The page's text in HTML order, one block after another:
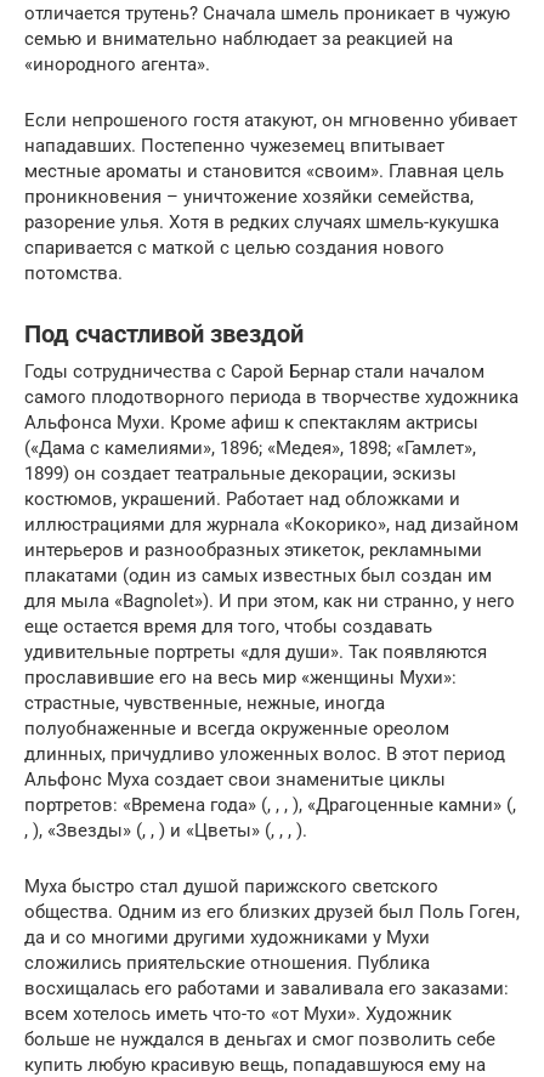
отличается трутень? Сначала шмель проникает в чужую
семью и внимательно наблюдает за реакцией на
«инородного агента».
Если непрошеного гостя атакуют, он мгновенно убивает
нападавших. Постепенно чужеземец впитывает
местные ароматы и становится «своим». Главная цель
проникновения – уничтожение хозяйки семейства,
разорение улья. Хотя в редких случаях шмель-кукушка
спаривается с маткой с целью создания нового
потомства.
Под счастливой звездой
Годы сотрудничества с Сарой Бернар стали началом
самого плодотворного периода в творчестве художника
Альфонса Мухи. Кроме афиш к спектаклям актрисы
(«Дама с камелиями», 1896; «Медея», 1898; «Гамлет»,
1899) он создает театральные декорации, эскизы
костюмов, украшений. Работает над обложками и
иллюстрациями для журнала «Кокорико», над дизайном
интерьеров и разнообразных этикеток, рекламными
плакатами (один из самых известных был создан им
для мыла «Bagnolet»). И при этом, как ни странно, у него
еще остается время для того, чтобы создавать
удивительные портреты «для души». Так появляются
прославившие его на весь мир «женщины Мухи»:
страстные, чувственные, нежные, иногда
полуобнаженные и всегда окруженные ореолом
длинных, причудливо уложенных волос. В этот период
Альфонс Муха создает свои знаменитые циклы
портретов: «Времена года» (, , , ), «Драгоценные камни» (,
, ), «Звезды» (, , ) и «Цветы» (, , , ).
Муха быстро стал душой парижского светского
общества. Одним из его близких друзей был Поль Гоген,
да и со многими другими художниками у Мухи
сложились приятельские отношения. Публика
восхищалась его работами и заваливала его заказами:
всем хотелось иметь что-то «от Мухи». Художник
больше не нуждался в деньгах и смог позволить себе
купить любую красивую вещь, попадавшуюся ему на